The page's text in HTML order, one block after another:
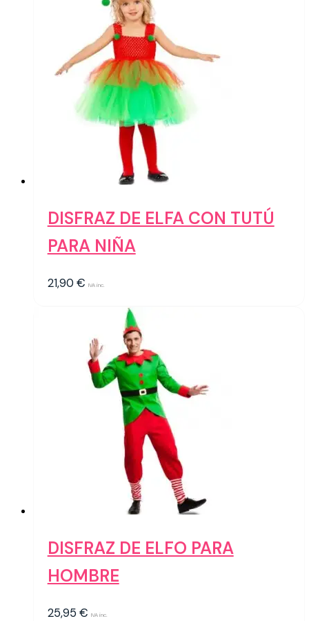
DISFRAZ DE ELFA CON TUTÚ
PARA NIÑA
21,90 € IVA inc.
DISFRAZ DE ELFO PARA
HOMBRE
25,95 € IVA inc.